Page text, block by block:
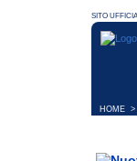
HOME >